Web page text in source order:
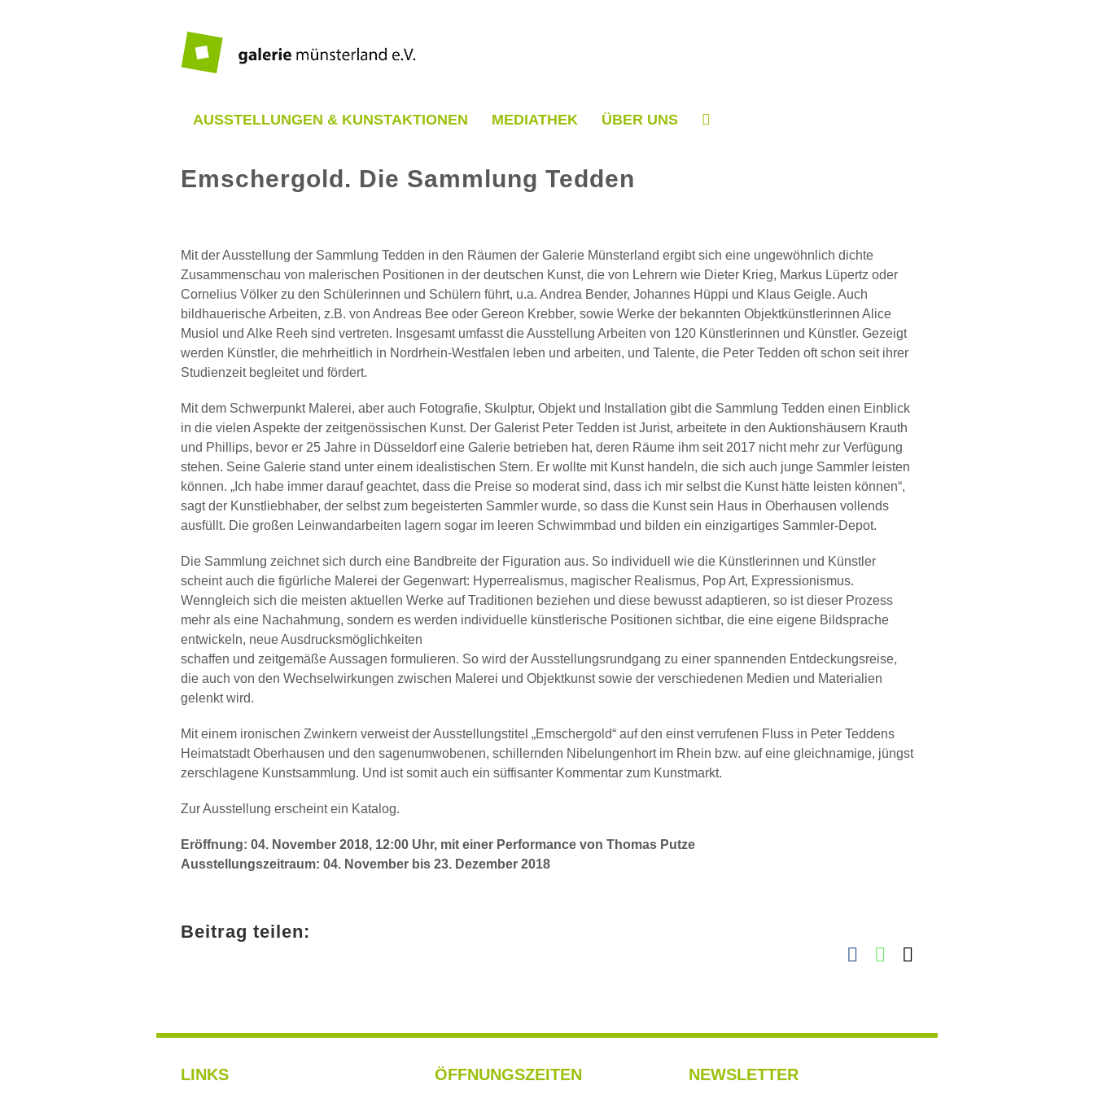
AUSSTELLUNGEN & KUNSTAKTIONEN MEDIATHEK ÜBER UNS
Emschergold. Die Sammlung Tedden
grösseres
Bild
Mit der Ausstellung der Sammlung Tedden in den Räumen der Galerie Münsterland ergibt sich eine ungewöhnlich dichte
Zusammenschau von malerischen Positionen in der deutschen Kunst, die von Lehrern wie Dieter Krieg, Markus Lüpertz oder
Cornelius Völker zu den Schülerinnen und Schülern führt, u.a. Andrea Bender, Johannes Hüppi und Klaus Geigle. Auch
bildhauerische Arbeiten, z.B. von Andreas Bee oder Gereon Krebber, sowie Werke der bekannten Objektkünstlerinnen Alice
Musiol und Alke Reeh sind vertreten. Insgesamt umfasst die Ausstellung Arbeiten von 120 Künstlerinnen und Künstler. Gezeigt
werden Künstler, die mehrheitlich in Nordrhein-Westfalen leben und arbeiten, und Talente, die Peter Tedden oft schon seit ihrer
Studienzeit begleitet und fördert.
Mit dem Schwerpunkt Malerei, aber auch Fotografie, Skulptur, Objekt und Installation gibt die Sammlung Tedden einen Einblick
in die vielen Aspekte der zeitgenössischen Kunst. Der Galerist Peter Tedden ist Jurist, arbeitete in den Auktionshäusern Krauth
und Phillips, bevor er 25 Jahre in Düsseldorf eine Galerie betrieben hat, deren Räume ihm seit 2017 nicht mehr zur Verfügung
stehen. Seine Galerie stand unter einem idealistischen Stern. Er wollte mit Kunst handeln, die sich auch junge Sammler leisten
können. „Ich habe immer darauf geachtet, dass die Preise so moderat sind, dass ich mir selbst die Kunst hätte leisten können“,
sagt der Kunstliebhaber, der selbst zum begeisterten Sammler wurde, so dass die Kunst sein Haus in Oberhausen vollends
ausfüllt. Die großen Leinwandarbeiten lagern sogar im leeren Schwimmbad und bilden ein einzigartiges Sammler-Depot.
Die Sammlung zeichnet sich durch eine Bandbreite der Figuration aus. So individuell wie die Künstlerinnen und Künstler
scheint auch die figürliche Malerei der Gegenwart: Hyperrealismus, magischer Realismus, Pop Art, Expressionismus.
Wenngleich sich die meisten aktuellen Werke auf Traditionen beziehen und diese bewusst adaptieren, so ist dieser Prozess
mehr als eine Nachahmung, sondern es werden individuelle künstlerische Positionen sichtbar, die eine eigene Bildsprache
entwickeln, neue Ausdrucksmöglichkeiten
schaffen und zeitgemäße Aussagen formulieren. So wird der Ausstellungsrundgang zu einer spannenden Entdeckungsreise,
die auch von den Wechselwirkungen zwischen Malerei und Objektkunst sowie der verschiedenen Medien und Materialien
gelenkt wird.
Mit einem ironischen Zwinkern verweist der Ausstellungstitel „Emschergold“ auf den einst verrufenen Fluss in Peter Teddens
Heimatstadt Oberhausen und den sagenumwobenen, schillernden Nibelungenhort im Rhein bzw. auf eine gleichnamige, jüngst
zerschlagene Kunstsammlung. Und ist somit auch ein süffisanter Kommentar zum Kunstmarkt.
Zur Ausstellung erscheint ein Katalog.
Eröffnung: 04. November 2018, 12:00 Uhr, mit einer Performance von Thomas Putze
Ausstellungszeitraum: 04. November bis 23. Dezember 2018
Beitrag teilen:
FacebookWhatsApp
LINKS ÖFFNUNGSZEITEN NEWSLETTER